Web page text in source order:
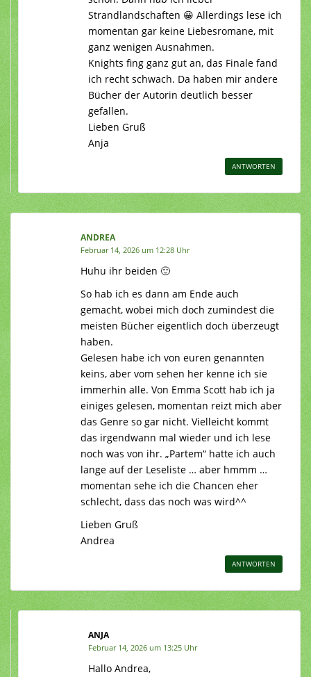
Strandlandschaften 😀 Allerdings lese ich
momentan gar keine Liebesromane, mit
ganz wenigen Ausnahmen.
Knights fing ganz gut an, das Finale fand
ich recht schwach. Da haben mir andere
Bücher der Autorin deutlich besser
gefallen.
Lieben Gruß
Anja
ANTWORTEN
ANDREA
Februar 14, 2026 um 12:28 Uhr
Huhu ihr beiden 🙂
So hab ich es dann am Ende auch
gemacht, wobei mich doch zumindest die
meisten Bücher eigentlich doch überzeugt
haben.
Gelesen habe ich von euren genannten
keins, aber vom sehen her kenne ich sie
immerhin alle. Von Emma Scott hab ich ja
einiges gelesen, momentan reizt mich aber
das Genre so gar nicht. Vielleicht kommt
das irgendwann mal wieder und ich lese
noch was von ihr. „Partem“ hatte ich auch
lange auf der Leseliste … aber hmmm …
momentan sehe ich die Chancen eher
schlecht, dass das noch was wird^^
Lieben Gruß
Andrea
ANTWORTEN
ANJA
Februar 14, 2026 um 13:25 Uhr
Hallo Andrea,